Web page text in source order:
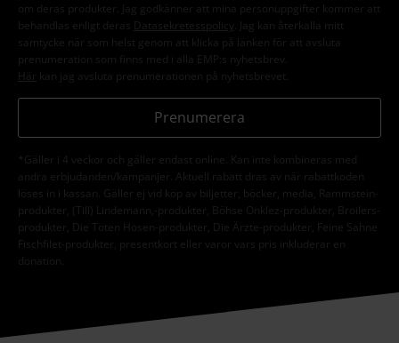
om deras produkter. Jag godkänner att mina personuppgifter kommer att
behandlas enligt deras
Datasekretesspolicy
. Jag kan återkalla mitt
samtycke när som helst genom att klicka på länken för att avsluta
prenumeration som finns med i alla EMP:s nyhetsbrev.
Här kan jag avsluta prenumerationen på nyhetsbrevet.
Prenumerera
*Gäller i 4 veckor och gäller endast online. Kan inte kombineras med
andra erbjudanden/kampanjer. Aktuell rabatt dras av när rabattkoden
löses in i kassan. Gäller ej vid köp av biljetter, böcker, media, Rammstein-
produkter, (Till) Lindemann,-produkter, Böhse Onklez-produkter, Broilers-
produkter, Die Toten Hosen-produkter, Die Ärzte-produkter, Feine Sahne
Fischfilet-produkter, presentkort eller varor vars pris inkluderar en
donation.